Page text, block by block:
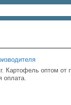
Картофель оптом
оплата.